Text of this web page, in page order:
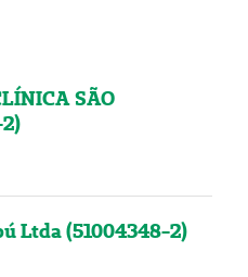
SÃO
Ltda (51004348-2)